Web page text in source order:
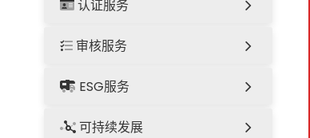
认证服务
审核服务
ESG服务
可持续发展